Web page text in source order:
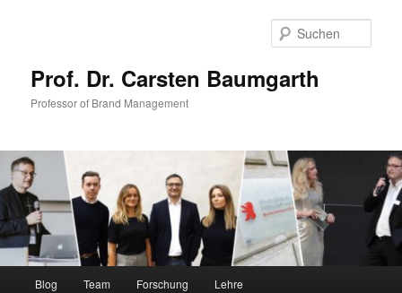
Prof. Dr. Carsten Baumgarth
Professor of Brand Management
Blog Team Forschung Lehre